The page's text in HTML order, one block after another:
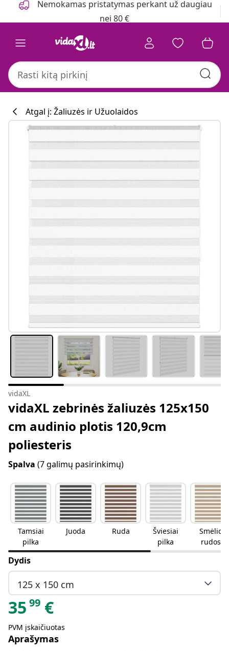
Nemokamas pristatymas perkant už daugiau
nei 80 €
Atgal į: Žaliuzės ir Užuolaidos
vidaXL
vidaXL zebrinės žaliuzės 125x150
cm audinio plotis 120,9cm
poliesteris
Spalva (7 galimų pasirinkimų)
Tamsiai
pilka
Juoda Ruda
Šviesiai
pilka
Smėlio
rudos
spalvos
Dydis
125 x 150 cm
35 99 €
PVM įskaičiuotas
Aprašymas